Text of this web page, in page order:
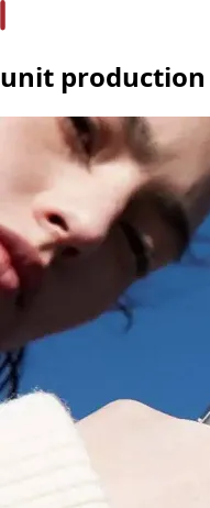
unit production